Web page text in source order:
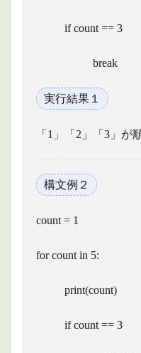
if count == 3
break
実行結果１
「1」「2」「3」が
構文例２
count = 1
for count in 5:
print(count)
if count == 3